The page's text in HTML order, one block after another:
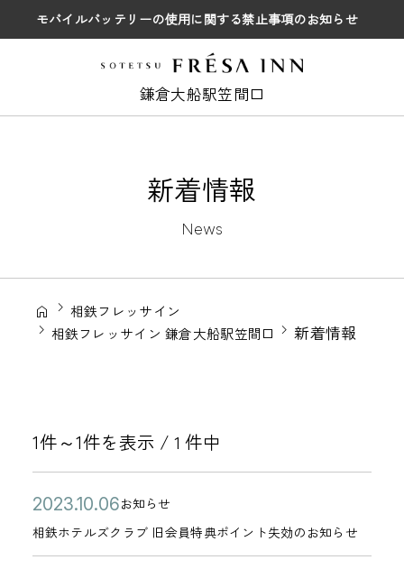
モバイルバッテリーの使用に関する禁止事項のお知らせ
鎌倉大船駅笠間口
新着情報
News
相鉄フレッサイン
相鉄フレッサイン 鎌倉大船駅笠間口
新着情報
1件～1件を表示 / 1 件中
相鉄ホテルズクラブ 旧会員特典ポイント失効のお知らせ
公
開
日
2
0
2
カ
テ
お知らせ
相
鉄
ホ